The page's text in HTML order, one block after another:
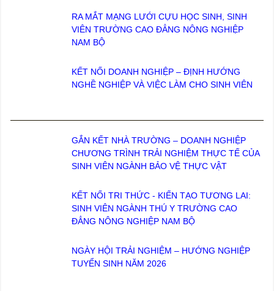
RA MẮT MẠNG LƯỚI CỰU HỌC SINH, SINH
VIÊN TRƯỜNG CAO ĐẲNG NÔNG NGHIỆP
NAM BỘ
KẾT NỐI DOANH NGHIỆP – ĐỊNH HƯỚNG
NGHỀ NGHIỆP VÀ VIỆC LÀM CHO SINH VIÊN
GẮN KẾT NHÀ TRƯỜNG – DOANH NGHIỆP
CHƯƠNG TRÌNH TRẢI NGHIỆM THỰC TẾ CỦA
SINH VIÊN NGÀNH BẢO VỆ THỰC VẬT
KẾT NỐI TRI THỨC - KIẾN TẠO TƯƠNG LAI:
SINH VIÊN NGÀNH THÚ Y TRƯỜNG CAO
ĐẲNG NÔNG NGHIỆP NAM BỘ
NGÀY HỘI TRẢI NGHIỆM – HƯỚNG NGHIỆP
TUYỂN SINH NĂM 2026